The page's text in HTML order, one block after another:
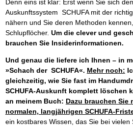
Denn eins ist klar: Erst wenn Sie sich
Auskunftssystem SCHUFA mit der
nähern und Sie deren Methoden
Schlupflöcher. Um die clever und
brauchen Sie Insiderinformationen.
Und genau die liefere ich Ihnen – in
»Schach der SCHUFA«. Mehr noch:
gleichzeitig, wie Sie fast im
SCHUFA-Auskunft komplett löschen
an meinem Buch: Dazu brauchen Sie
normalen, langjährigen SCHUFA-
ein kostbares Wissen, das Sie bei vielen